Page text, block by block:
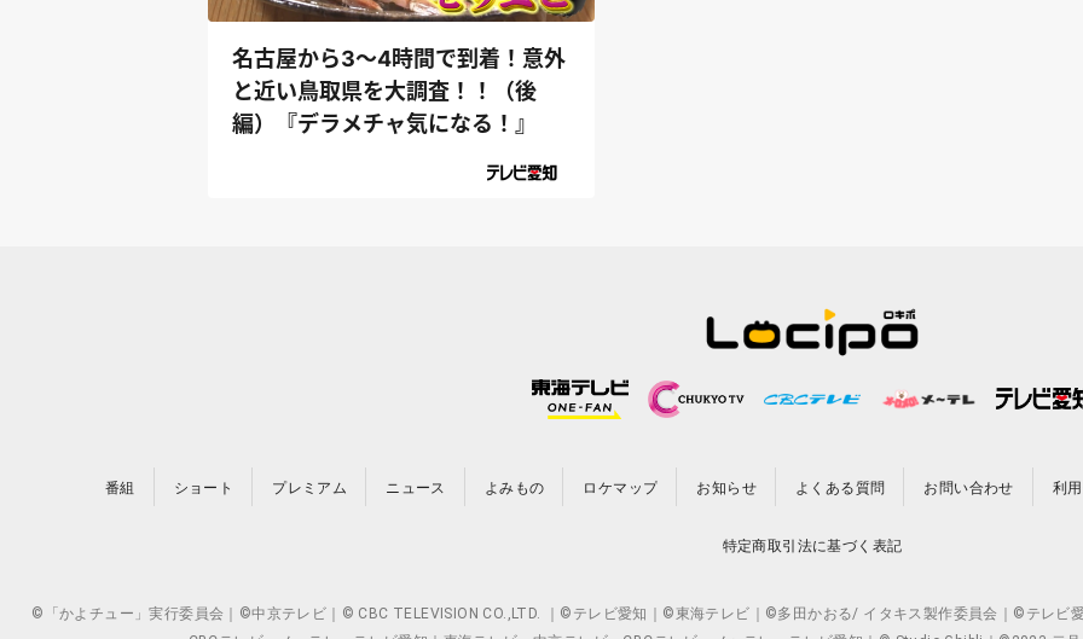
名古屋から3～4時間で到着！意外
と近い鳥取県を大調査！！（後
編）『デラメチャ気になる！』
番組 ショート プレミアム ニュース よみもの ロケマップ お知らせ よくある質問 お問い合わせ 利
特定商取引法に基づく表記
©「かよチュー」実行委員会｜©中京テレビ｜© CBC TELEVISION CO.,LTD. ｜©テレビ愛知｜©東海テレビ｜©多田かおる/ イタキス製作委員会｜©テレビ